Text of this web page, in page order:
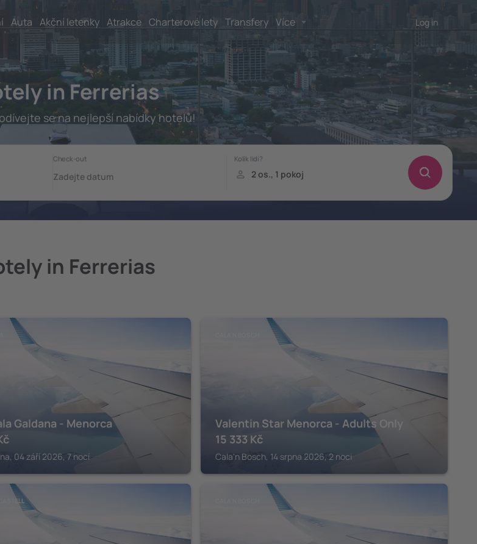
Auta Akční letenky Atrakce Charterové lety Transfery Více Log in
in Ferrerias
se na nejlepší nabídky hotelů!
in Ferrerias
Galdana - Menorca
04 září 2026, 7 nocí
Valentin Star Menorca - Adults Only
15 333 Kč
Cala'n Bosch, 14 srpna 2026, 2 noci